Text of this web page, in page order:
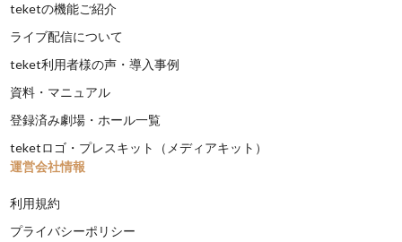
teketの機能ご紹介
ライブ配信について
teket利用者様の声・導入事例
資料・マニュアル
登録済み劇場・ホール一覧
teketロゴ・プレスキット（メディアキット）
運営会社情報
利用規約
プライバシーポリシー